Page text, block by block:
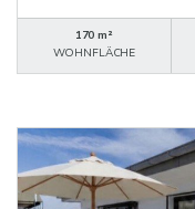
170 m²
WOHNFLÄCHE